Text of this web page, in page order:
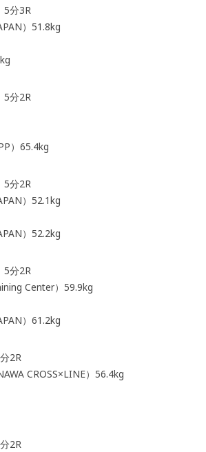
分3R
）51.8kg
分2R
）65.4kg
分2R
）52.1kg
）52.2kg
分2R
Center）59.9kg
）61.2kg
2R
CROSS×LINE）56.4kg
2R